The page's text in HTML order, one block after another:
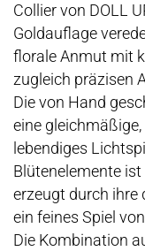
Collier von DOLL
Goldauflage
florale Anmut mit
zugleich präzisen
Die von Hand
eine
lebendiges
Blütenelemente
erzeugt durch ihre
ein feines Spiel
Die Kombination